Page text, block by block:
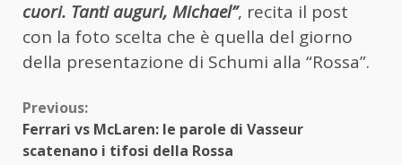
cuori. Tanti auguri, Michael”, recita il post
con la foto scelta che è quella del giorno
della presentazione di Schumi alla “Rossa”.
Continue
Reading
Previous:
Ferrari vs McLaren: le parole di Vasseur
scatenano i tifosi della Rossa